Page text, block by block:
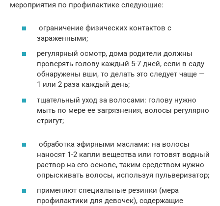
мероприятия по профилактике следующие:
ограничение физических контактов с
зараженными;
регулярный осмотр, дома родители должны
проверять голову каждый 5-7 дней, если в саду
обнаружены вши, то делать это следует чаще —
1 или 2 раза каждый день;
тщательный уход за волосами: голову нужно
мыть по мере ее загрязнения, волосы регулярно
стригут;
обработка эфирными маслами: на волосы
наносят 1-2 капли вещества или готовят водный
раствор на его основе, таким средством нужно
опрыскивать волосы, используя пульверизатор;
применяют специальные резинки (мера
профилактики для девочек), содержащие